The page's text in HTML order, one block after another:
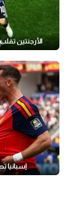
الأرجنتين
إسبانيا